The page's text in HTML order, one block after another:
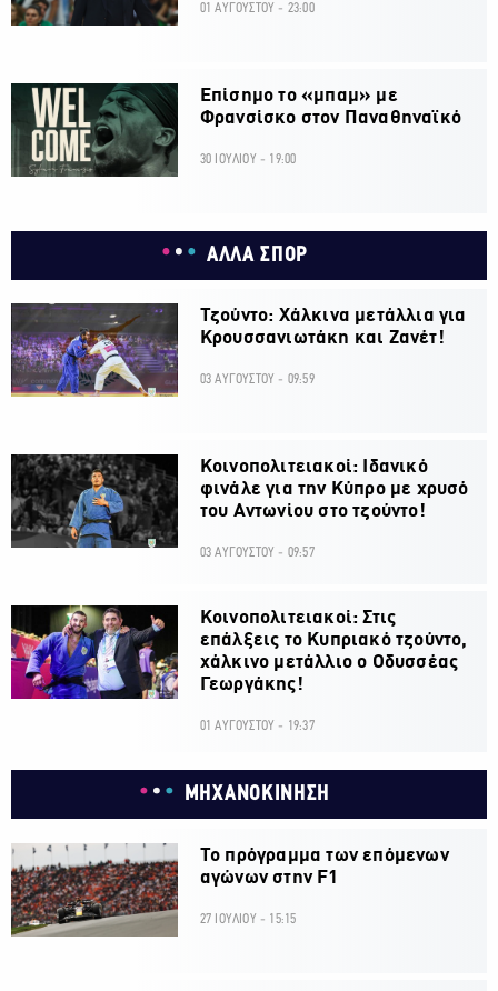
01 ΑΥΓΟΥΣΤΟΥ - 23:00
Επίσημο το «μπαμ» με
Φρανσίσκο στον Παναθηναϊκό
30 ΙΟΥΛΙΟΥ - 19:00
ΑΛΛΑ ΣΠΟΡ
Τζούντο: Χάλκινα μετάλλια για
Κρουσσανιωτάκη και Ζανέτ!
03 ΑΥΓΟΥΣΤΟΥ - 09:59
Κοινοπολιτειακοί: Ιδανικό
φινάλε για την Κύπρο με χρυσό
του Αντωνίου στο τζούντο!
03 ΑΥΓΟΥΣΤΟΥ - 09:57
Κοινοπολιτειακοί: Στις
επάλξεις το Κυπριακό τζούντο,
χάλκινο μετάλλιο ο Οδυσσέας
Γεωργάκης!
01 ΑΥΓΟΥΣΤΟΥ - 19:37
ΜΗΧΑΝΟΚΙΝΗΣΗ
Το πρόγραμμα των επόμενων
αγώνων στην F1
27 ΙΟΥΛΙΟΥ - 15:15